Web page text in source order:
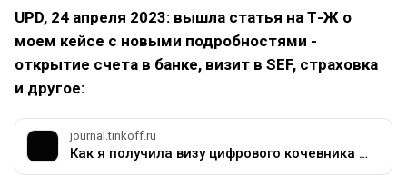
UPD, 24 апреля 2023: вышла статья на Т-Ж о
моем кейсе с новыми подробностями -
открытие счета в банке, визит в SEF, страховка
и другое:
journal.tinkoff.ru
Как я получила визу цифрового кочевника в Португалию